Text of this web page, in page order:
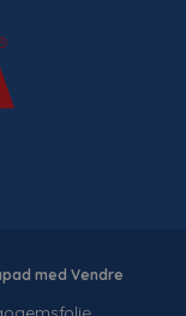
med Vendre